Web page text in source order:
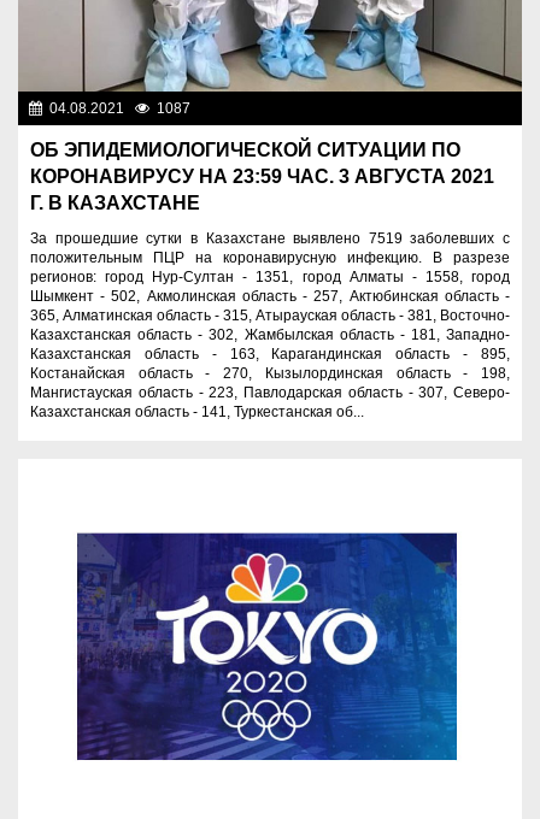
04.08.2021 1087
ОБ ЭПИДЕМИОЛОГИЧЕСКОЙ СИТУАЦИИ ПО
КОРОНАВИРУСУ НА 23:59 ЧАС. 3 АВГУСТА 2021
Г. В КАЗАХСТАНЕ
За прошедшие сутки в Казахстане выявлено 7519 заболевших с
положительным ПЦР на коронавирусную инфекцию. В разрезе
регионов: город Нур-Султан - 1351, город Алматы - 1558, город
Шымкент - 502, Акмолинская область - 257, Актюбинская область -
365, Алматинская область - 315, Атырауская область - 381, Восточно-
Казахстанская область - 302, Жамбылская область - 181, Западно-
Казахстанская область - 163, Карагандинская область - 895,
Костанайская область - 270, Кызылординская область - 198,
Мангистауская область - 223, Павлодарская область - 307, Северо-
Казахстанская область - 141, Туркестанская об...